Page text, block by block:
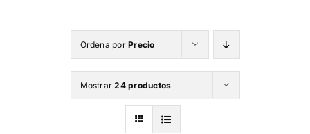
Ordena porPrecio
Mostrar24 productos